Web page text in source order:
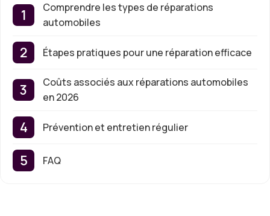
Comprendre les types de réparations
automobiles
Étapes pratiques pour une réparation efficace
Coûts associés aux réparations automobiles
en 2026
Prévention et entretien régulier
FAQ